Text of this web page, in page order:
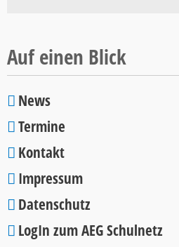
Auf einen Blick
Navigation
überspringen
News
Termine
Kontakt
Impressum
Datenschutz
LogIn zum AEG Schulnetz